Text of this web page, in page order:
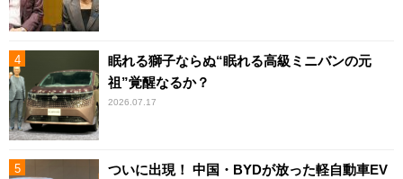
眠れる獅子ならぬ“眠れる高級ミニバンの元
祖”覚醒なるか？
2026.07.17
ついに出現！ 中国・BYDが放った軽自動車EV